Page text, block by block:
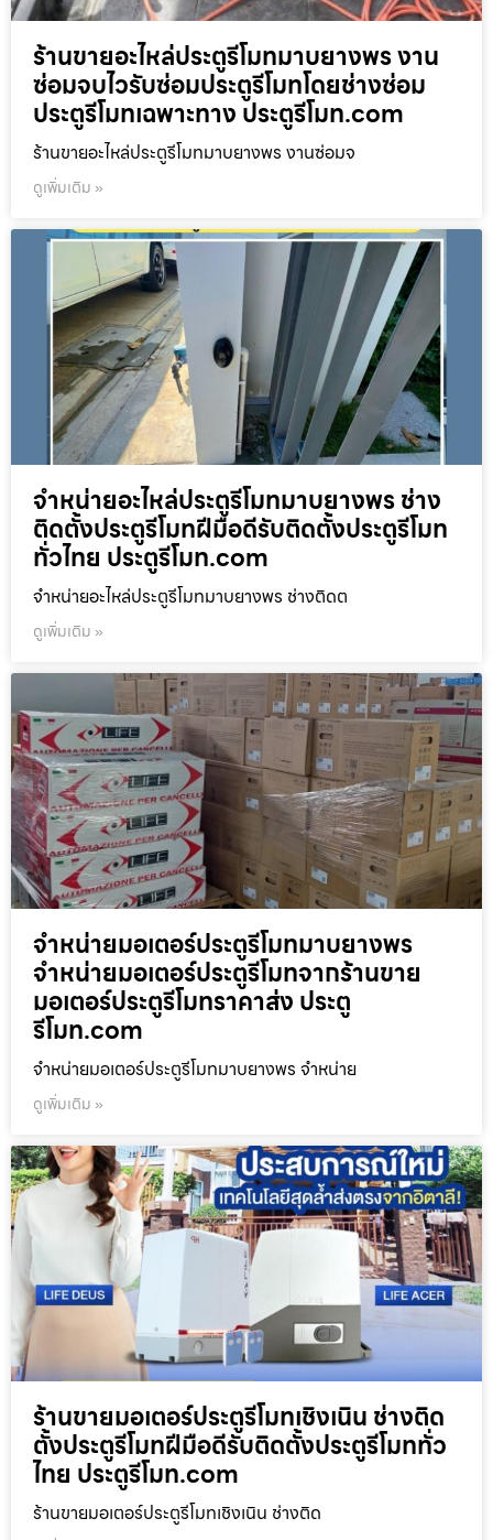
ร้านขายอะไหล่ประตูรีโมทมาบยางพร งาน
ซ่อมจบไวรับซ่อมประตูรีโมทโดยช่างซ่อม
ประตูรีโมทเฉพาะทาง ประตูรีโมท.com
ร้านขายอะไหล่ประตูรีโมทมาบยางพร งานซ่อมจ
ดูเพิ่มเติม »
จำหน่ายอะไหล่ประตูรีโมทมาบยางพร ช่าง
ติดตั้งประตูรีโมทฝีมือดีรับติดตั้งประตูรีโมท
ทั่วไทย ประตูรีโมท.com
จำหน่ายอะไหล่ประตูรีโมทมาบยางพร ช่างติดต
ดูเพิ่มเติม »
จำหน่ายมอเตอร์ประตูรีโมทมาบยางพร
จำหน่ายมอเตอร์ประตูรีโมทจากร้านขาย
มอเตอร์ประตูรีโมทราคาส่ง ประตู
รีโมท.com
จำหน่ายมอเตอร์ประตูรีโมทมาบยางพร จำหน่าย
ดูเพิ่มเติม »
ร้านขายมอเตอร์ประตูรีโมทเชิงเนิน ช่างติด
ตั้งประตูรีโมทฝีมือดีรับติดตั้งประตูรีโมททั่ว
ไทย ประตูรีโมท.com
ร้านขายมอเตอร์ประตูรีโมทเชิงเนิน ช่างติด